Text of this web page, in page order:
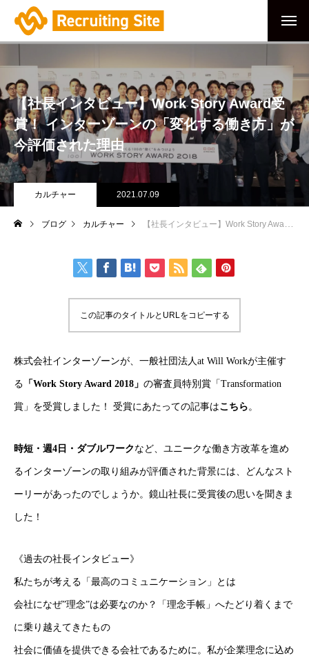
【社長インタビュー】Work Story Award受
賞！ インターゾーンの「変化する働き方」が
今評価された理由
カルチャー 2021.07.09
ブログ カルチャー 【社長インタビュー】Work Story Award受賞！ インターゾーンの「変化する働き方」が今評価された理由
この記事のタイトルとURLをコピーする
株式会社インターゾーンが、一般社団法人at Will Workが主催す
る 「Work Story Award 2018」 の審査員特別賞「Transformation
賞」を受賞しました！ 受賞にあたっての記事はこちら。
時短・週4日・ダブルワーク など、ユニークな働き方改革を進め
るインターゾーンの取り組みが評価された背景には、どんなスト
ーリーがあったのでしょうか。鏡山社長に受賞後の思いを聞きま
した！
《過去の社長インタビュー》
私たちが考える「最高のコミュニケーション」とは
会社になぜ”理念”は必要なのか？「理念手帳」へたどり着くまで
に乗り越えてきたもの
社会に価値を提供できる会社であるために。私が企業理念に込め